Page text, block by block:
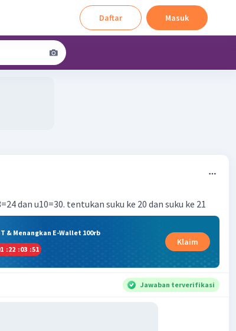
Daftar Masuk
dan u10=30. tentukan suku ke 20 dan suku ke 21
& Menangkan E-Wallet 100rb
:22 :03 :50
Klaim
Jawaban terverifikasi